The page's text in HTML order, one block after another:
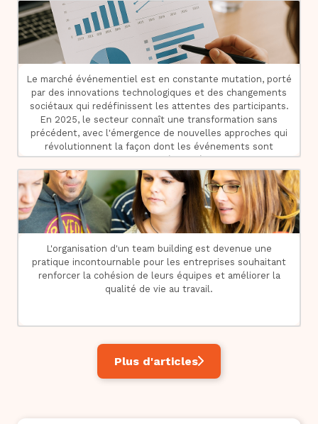
Le marché événementiel est en constante mutation, porté
par des innovations technologiques et des changements
sociétaux qui redéfinissent les attentes des participants.
En 2025, le secteur connaît une transformation sans
précédent, avec l'émergence de nouvelles approches qui
révolutionnent la façon dont les événements sont
conçus, organisés et vécus.
L'organisation d'un team building est devenue une
pratique incontournable pour les entreprises souhaitant
renforcer la cohésion de leurs équipes et améliorer la
qualité de vie au travail.
Plus d'articles